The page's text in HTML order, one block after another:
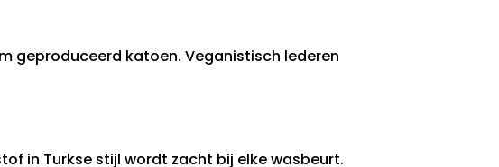
geproduceerd katoen. Veganistisch lederen
in Turkse stijl wordt zacht bij elke wasbeurt.